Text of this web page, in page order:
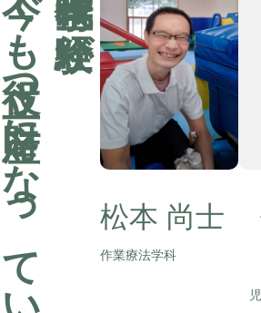
今で
も
役立つ
財産に
な
っ
て
い
ま 松本 尚士
作業療法学科